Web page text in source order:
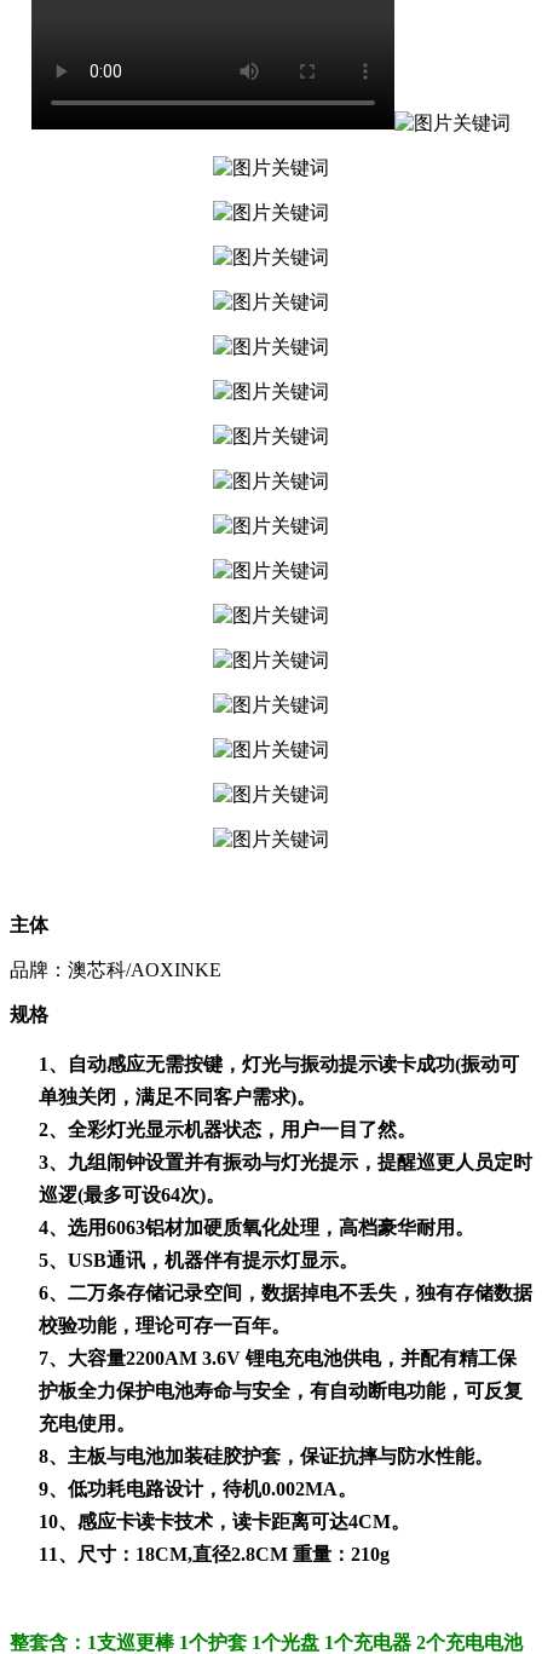
主体
品牌 ：澳芯科/AOXINKE
规格
1、自动感应无需按键，灯光与振动提示读卡成功(振动可
单独关闭，满足不同客户需求)。
2、全彩灯光显示机器状态，用户一目了然。
3、九组闹钟设置并有振动与灯光提示，提醒巡更人员定时
巡逻(最多可设64次)。
4、选用6063铝材加硬质氧化处理，高档豪华耐用。
5、 USB通讯，机器伴有提示灯显示。
6、二万条存储记录空间，数据掉电不丢失，独有存储数据
校验功能，理论可存一百年。
7、大容量2200AM 3.6V 锂电充电池供电，并配有精工保
护板全力保护电池寿命与安全，有自动断电功能，可反复
充电使用。
8、主板与电池加装硅胶护套，保证抗摔与防水性能。
9、低功耗电路设计，待机0.002MA。
10、感应卡读卡技术，读卡距离可达4CM。
11、尺寸： 18CM,直径2.8CM 重量： 210g
整套含：1支巡更棒 1个护套 1个光盘 1个充电器 2个充电电池